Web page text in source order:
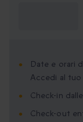
Date e orari
Accedi al
Check-in
Check-out